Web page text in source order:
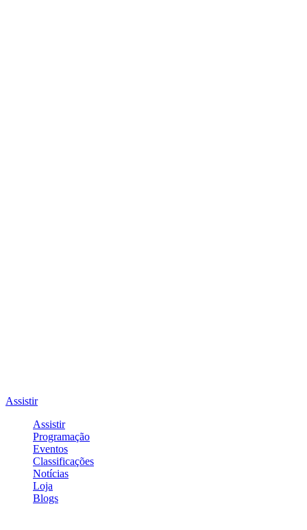
Assistir
Assistir
Programação
Eventos
Classificações
Notícias
Loja
Blogs